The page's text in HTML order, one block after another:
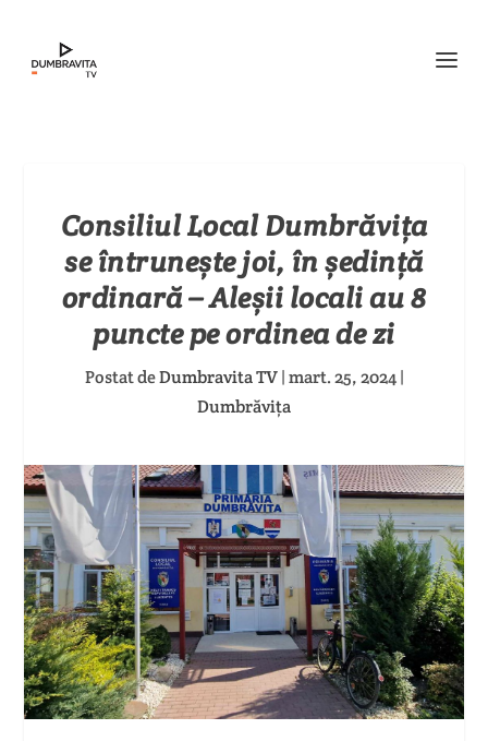
Consiliul Local Dumbrăvița
se întrunește joi, în ședință
ordinară – Aleșii locali au 8
puncte pe ordinea de zi
Postat deDumbravita TV|mart. 25, 2024|
Dumbrăvița